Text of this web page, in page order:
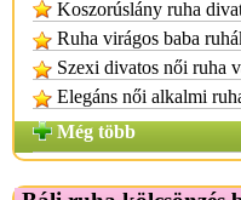
Koszorúslány ruha
Ruha virágos baba
Szexi divatos női ruha
Elegáns női alkalmi
Még több